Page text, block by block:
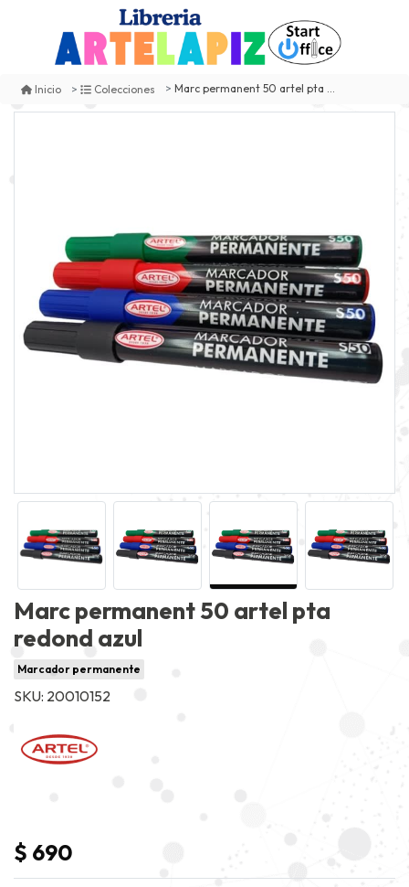
Inicio Colecciones Marc permanent 50 artel pta redond azul
Marc permanent 50 artel pta
redond azul
Marcador permanente
SKU: 20010152
$ 690